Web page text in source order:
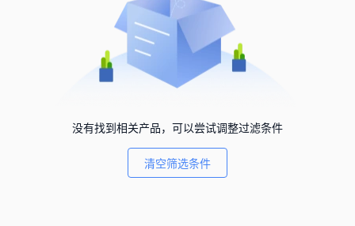
没有找到相关产品，可以尝试调整过滤条件
清空筛选条件